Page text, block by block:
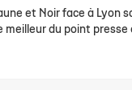
et Noir face à Lyon
meilleur du point presse